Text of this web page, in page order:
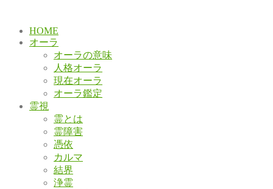
HOME
オーラ
オーラの意味
人格オーラ
現在オーラ
オーラ鑑定
霊視
霊とは
霊障害
憑依
カルマ
結界
浄霊